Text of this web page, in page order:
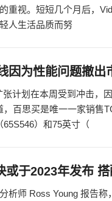
重视。短短几个月后，
人生活品质而努
因为性能问题撤出
计划在本周受到冲击，
百思买是唯一一家销售
）和75英寸（
或于2023年发布
析师 Ross Young 报告